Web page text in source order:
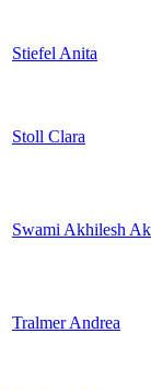
Stiefel Anita
Stoll Clara
Swami Akhilesh
Tralmer Andrea